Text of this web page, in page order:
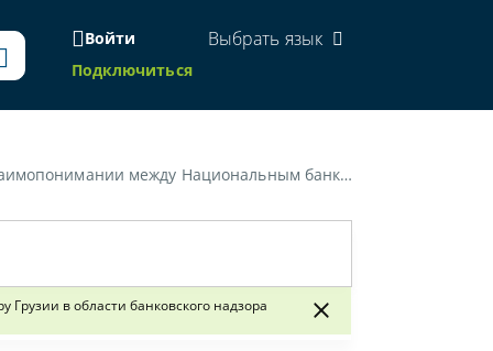
Войти
Подключиться
Выбрать язык
по финансовому надзору Грузии в области банковского надзора»
в области банковского надзора